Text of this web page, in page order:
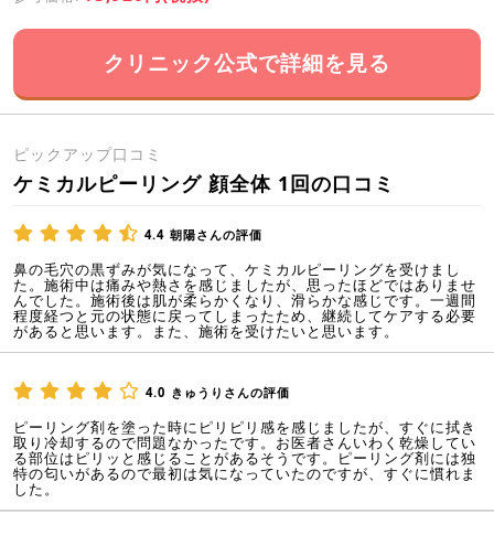
クリニック公式で詳細を見る
ピックアップ口コミ
ケミカルピーリング 顔全体 1回の口コミ
4.4 朝陽さんの評価
鼻の毛穴の黒ずみが気になって、ケミカルピーリングを受けまし
た。施術中は痛みや熱さを感じましたが、思ったほどではありませ
んでした。施術後は肌が柔らかくなり、滑らかな感じです。一週間
程度経つと元の状態に戻ってしまったため、継続してケアする必要
があると思います。また、施術を受けたいと思います。
4.0 きゅうりさんの評価
ピーリング剤を塗った時にピリピリ感を感じましたが、すぐに拭き
取り冷却するので問題なかったです。お医者さんいわく乾燥してい
る部位はピリッと感じることがあるそうです。ピーリング剤には独
特の匂いがあるので最初は気になっていたのですが、すぐに慣れま
した。